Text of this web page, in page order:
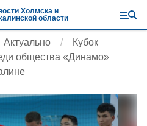
Холмска и
области
Актуально
Кубок
общества «Динамо»